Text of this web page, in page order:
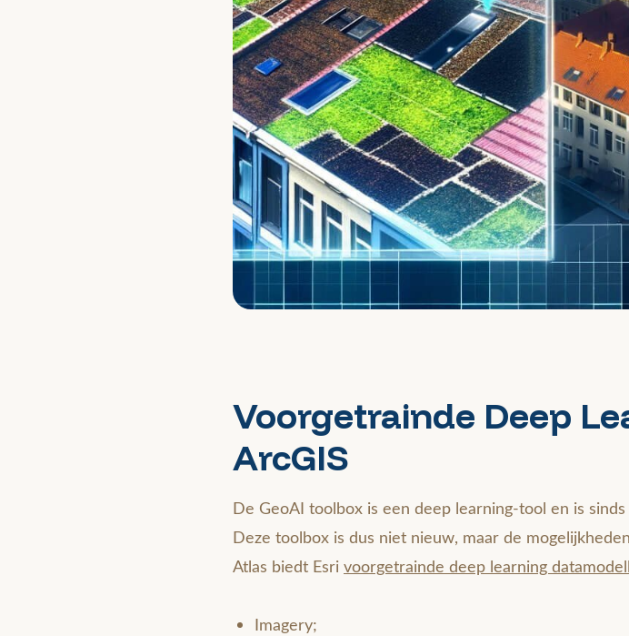
Voorgetrainde Deep
ArcGIS
De GeoAI toolbox is een deep learning-tool en is
Deze toolbox is dus niet nieuw, maar de
Atlas biedt Esri voorgetrainde deep learning
Imagery;